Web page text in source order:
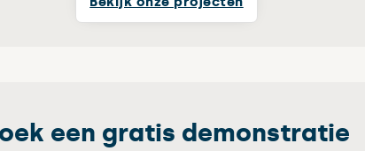
een gratis demonstratie